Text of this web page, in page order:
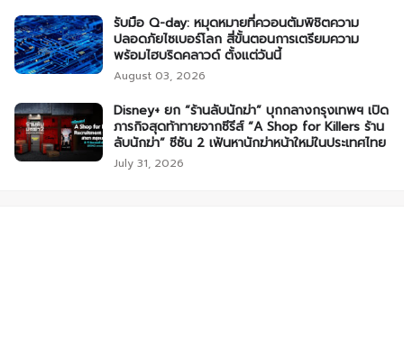
รับมือ Q-day: หมุดหมายที่ควอนตัมพิชิตความ
ปลอดภัยไซเบอร์โลก สี่ขั้นตอนการเตรียมความ
พร้อมไฮบริดคลาวด์ ตั้งแต่วันนี้
August 03, 2026
Disney+ ยก “ร้านลับนักฆ่า” บุกกลางกรุงเทพฯ เปิด
ภารกิจสุดท้าทายจากซีรีส์ “A Shop for Killers ร้าน
ลับนักฆ่า” ซีซัน 2 เฟ้นหานักฆ่าหน้าใหม่ในประเทศไทย
July 31, 2026